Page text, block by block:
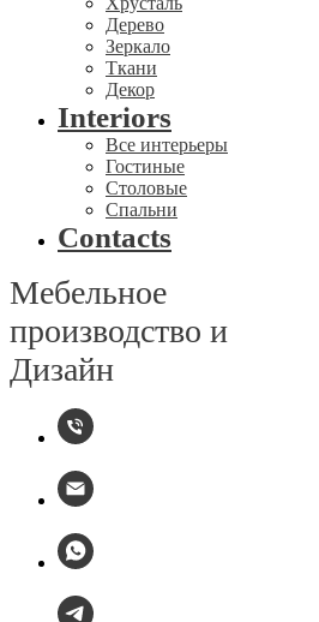
Дерево
Зеркало
Ткани
Декор
Interiors
Все интерьеры
Гостиные
Столовые
Спальни
Contacts
Мебельное
производство и
Дизайн